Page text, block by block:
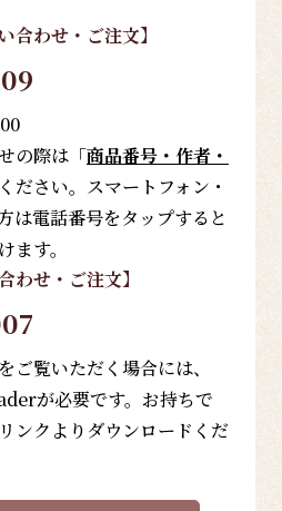
合わせ・ご注文】
の際は「商品番号・作者・
ださい。スマートフォン・
は電話番号をタップすると
ます。
わせ・ご注文】
ご覧いただく場合には、
が必要です。お持ちで
ンクよりダウンロードくだ